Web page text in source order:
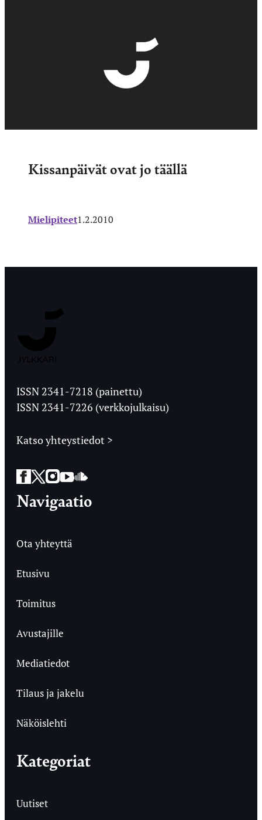
Kissanpäivät ovat jo täällä
Mielipiteet1.2.2010
Ylioppilaslehti
ISSN 2341-7218 (painettu)
ISSN 2341-7226 (verkkojulkaisu)
Katso yhteystiedot >
Facebook
Twitter
Instagram
YouTube
SoundCloud
Navigaatio
Ota yhteyttä
Etusivu
Toimitus
Avustajille
Mediatiedot
Tilaus ja jakelu
Näköislehti
Kategoriat
Uutiset